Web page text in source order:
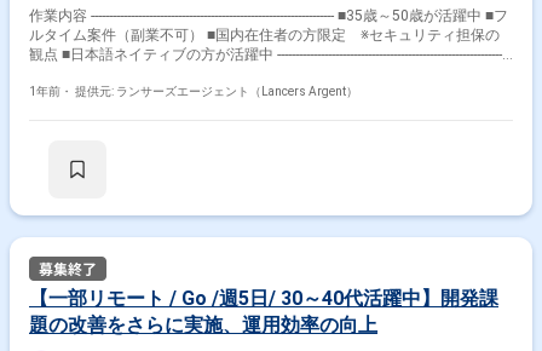
です。 ■開発環境 - PHP, Ruby, Golang, JavaScript - Codeigniter, Ruby on
Rails, Backbone.js, Laravel, Vue.js - Amazon RDS （Aurora）, Amazon
ElastiCache （Redis） - Docker, CircleCI, Kubernetes - GitHub, JIRA ■その
作業内容 ------------------------------------------------------------------- ■35歳～50歳が活躍中 ■フ
ルタイム案件（副業不可） ■国内在住者の方限定 ※セキュリティ担保の
観点 ■日本語ネイティブの方が活躍中 -----------------------------------------------------------------
ングやシステムインテグレーション、データ分析などのサービスを提供し
の解消 ・モデリング、設計、および新機能の開発 ・ETL機能の高速化、汎
用化、エラー処理のUX向上 ・データ集計・分析表示画面の高速化 ・日常
的なリファクタリングおよびチームでの開発プロジェクトリード ・開発フ
ローの高速化、効率化、自動化 ・チーム横断での開発プロセスの改善
1年前・ 提供元: ランサーズエージェント（Lancers Argent）
【一部リモート / Go /週5日/ 30～40代活躍中】開発課
題の改善をさらに実施、運用効率の向上